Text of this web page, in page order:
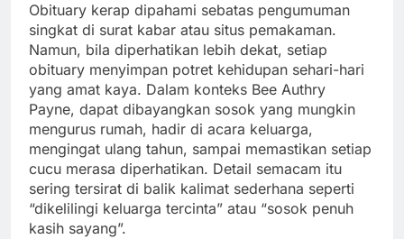
Obituary kerap dipahami sebatas pengumuman
singkat di surat kabar atau situs pemakaman.
Namun, bila diperhatikan lebih dekat, setiap
obituary menyimpan potret kehidupan sehari-hari
yang amat kaya. Dalam konteks Bee Authry
Payne, dapat dibayangkan sosok yang mungkin
mengurus rumah, hadir di acara keluarga,
mengingat ulang tahun, sampai memastikan setiap
cucu merasa diperhatikan. Detail semacam itu
sering tersirat di balik kalimat sederhana seperti
“dikelilingi keluarga tercinta” atau “sosok penuh
kasih sayang”.